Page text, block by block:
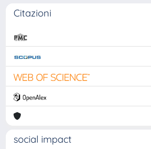
Citazioni
social impact